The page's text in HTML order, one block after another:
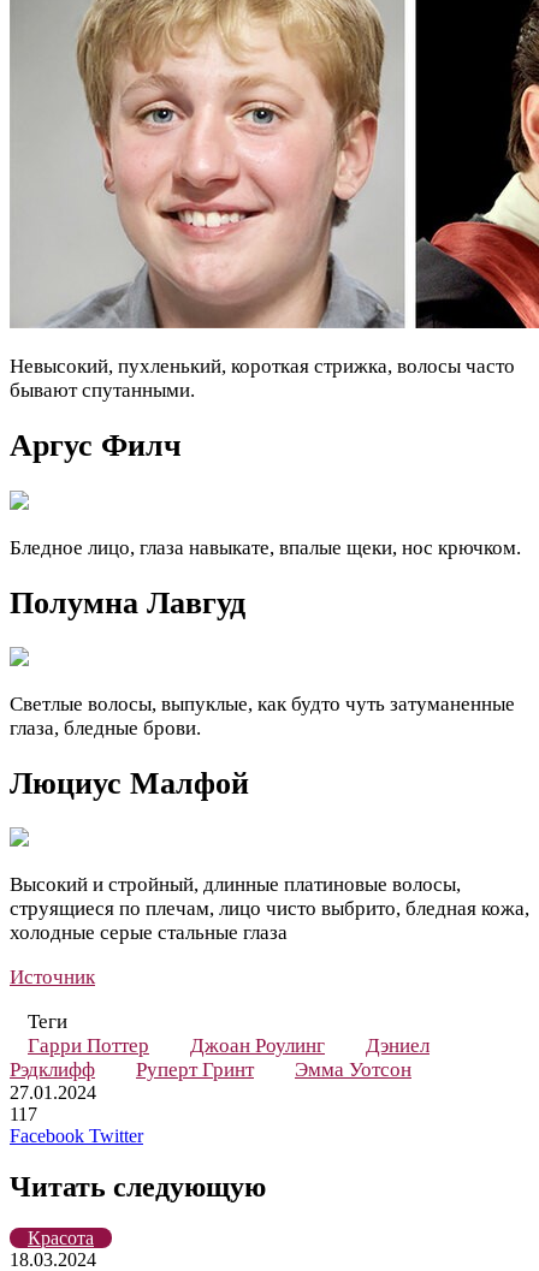
Невысокий, пухленький, короткая стрижка, волосы часто
бывают спутанными.
Аргус Филч
Бледное лицо, глаза навыкате, впалые щеки, нос крючком.
Полумна Лавгуд
Светлые волосы, выпуклые, как будто чуть затуманенные
глаза, бледные брови.
Люциус Малфой
Высокий и стройный, длинные платиновые волосы,
струящиеся по плечам, лицо чисто выбрито, бледная кожа,
холодные серые стальные глаза
Источник
Теги
Гарри Поттер
Джоан Роулинг
Дэниел
Рэдклифф
Руперт Гринт Эмма Уотсон
27.01.2024
117
Facebook TwitterLinkedIn
Pinterest
Вконтакте
Одноклассники
Skype
WhatsApp
Telegram
Viber
Читать следующую
Красота
18.03.2024